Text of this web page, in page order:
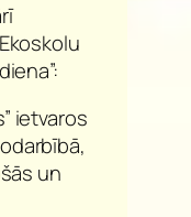
ietvaros
un